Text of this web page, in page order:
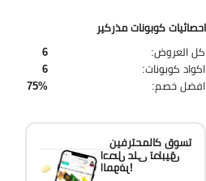
كوبونات مذركير
العروض:
كوبونات:
خصم:
75%
تسوق كالمحترفين
احصل على تطبيق
الموفر!